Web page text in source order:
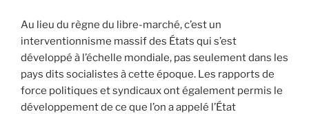
Au lieu du règne du libre-marché, c’est un
interventionnisme massif des États qui s’est
développé à l’échelle mondiale, pas seulement dans les
pays dits socialistes à cette époque. Les rapports de
force politiques et syndicaux ont également permis le
développement de ce que l’on a appelé l’État